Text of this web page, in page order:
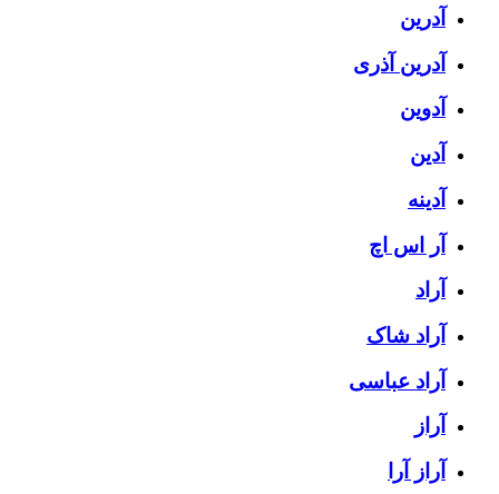
آدرین
آدرین آذری
آدوین
آدین
آدینه
آر اس اچ
آراد
آراد شاک
آراد عباسی
آراز
آراز آرا